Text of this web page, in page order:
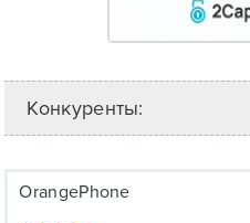
Конкуренты:
OrangePhone